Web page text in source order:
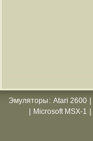
Эмуляторы : Atari 2600
Microsoft MSX-1